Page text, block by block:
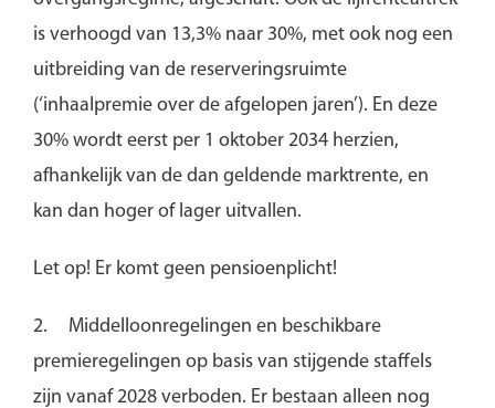
is verhoogd van 13,3% naar 30%, met ook nog een
uitbreiding van de reserveringsruimte
(‘inhaalpremie over de afgelopen jaren’). En deze
30% wordt eerst per 1 oktober 2034 herzien,
afhankelijk van de dan geldende marktrente, en
kan dan hoger of lager uitvallen.
Let op! Er komt geen pensioenplicht!
2.
Middelloonregelingen en beschikbare
premieregelingen op basis van stijgende staffels
zijn vanaf 2028 verboden. Er bestaan alleen nog